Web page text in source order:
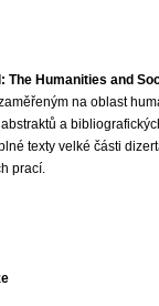
The Humanities and
na oblast
a
texty velké části
prací.